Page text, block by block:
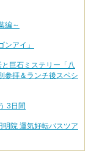
編～
アイ」
巨石ミステリー「八
参拝＆ランチ後スペシ
3日間
院 運気好転バスツア